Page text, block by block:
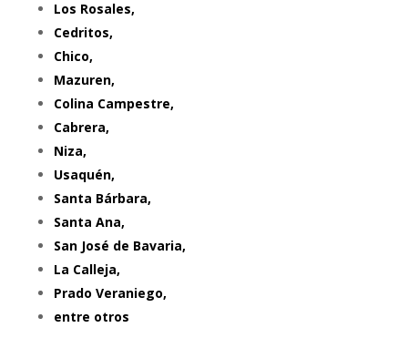
Los Rosales,
Cedritos,
Chico,
Mazuren,
Colina Campestre,
Cabrera,
Niza,
Usaquén,
Santa Bárbara,
Santa Ana,
San José de Bavaria,
La Calleja,
Prado Veraniego,
entre otros